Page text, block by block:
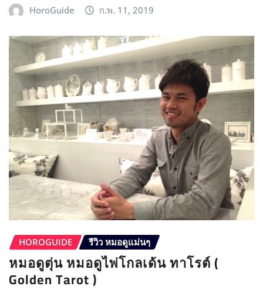
HoroGuide ก.พ. 11, 2019
HOROGUIDE รีวิว หมอดูแม่นๆ
หมอดูตุ่น หมอดูไพ่โกลเด้น ทาโรต์ (
Golden Tarot )